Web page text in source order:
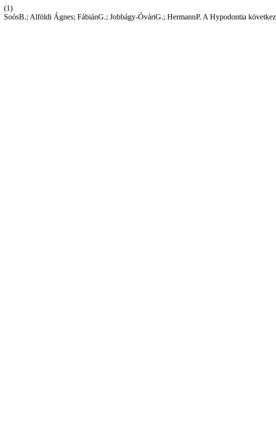
(1)
SoósB.; Alföldi Ágnes; FábiánG.; Jobbágy-ÓváriG.; HermannP. A Hypodontia